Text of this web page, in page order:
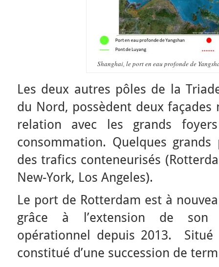
Shanghai, le port en eau profonde de
Les deux autres pôles de la
du Nord, possèdent deux
relation avec les grands
consommation. Quelques grands
des trafics conteneurisés
New-York, Los Angeles).
Le port de Rotterdam est à
grâce à l’extension de son
opérationnel depuis 2013.
constitué d’une succession de